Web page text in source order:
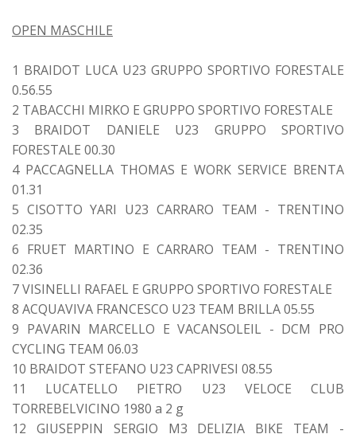
OPEN MASCHILE
1 BRAIDOT LUCA U23 GRUPPO SPORTIVO FORESTALE
0.56.55
2 TABACCHI MIRKO E GRUPPO SPORTIVO FORESTALE
3 BRAIDOT DANIELE U23 GRUPPO SPORTIVO
FORESTALE 00.30
4 PACCAGNELLA THOMAS E WORK SERVICE BRENTA
01.31
5 CISOTTO YARI U23 CARRARO TEAM - TRENTINO
02.35
6 FRUET MARTINO E CARRARO TEAM - TRENTINO
02.36
7 VISINELLI RAFAEL E GRUPPO SPORTIVO FORESTALE
8 ACQUAVIVA FRANCESCO U23 TEAM BRILLA 05.55
9 PAVARIN MARCELLO E VACANSOLEIL - DCM PRO
CYCLING TEAM 06.03
10 BRAIDOT STEFANO U23 CAPRIVESI 08.55
11 LUCATELLO PIETRO U23 VELOCE CLUB
TORREBELVICINO 1980 a 2 g
12 GIUSEPPIN SERGIO M3 DELIZIA BIKE TEAM -